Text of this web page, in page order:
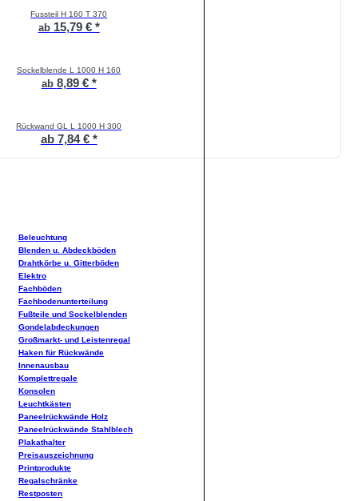
Fussteil H 160 T 370
ab 15,79 € *
Sockelblende L 1000 H 160
ab 8,89 € *
Rückwand GL L 1000 H 300
ab 7,84 € *
Beleuchtung
Blenden u. Abdeckböden
Drahtkörbe u. Gitterböden
Elektro
Fachböden
Fachbodenunterteilung
Fußteile und Sockelblenden
Gondelabdeckungen
Großmarkt- und Leistenregal
Haken für Rückwände
Innenausbau
Komplettregale
Konsolen
Leuchtkästen
Paneelrückwände Holz
Paneelrückwände Stahlblech
Plakathalter
Preisauszeichnung
Printprodukte
Regalschränke
Restposten